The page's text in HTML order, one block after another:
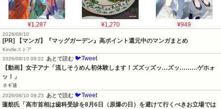
¥1,287 ¥1,270 ¥949
2026/08/10
[PR] 【マンガ】『マッグガーデン』高ポイント還元中のマンガまとめ
Kindleストア
2026/08/10 09:22
あとで読む 🐦Tweet
【動画】女子アナ「流しそうめん初体験します！ズズッズッ…ズッ………ゲホォ
ッ！」
ネギ速
2026/08/10 09:23
あとで読む 🐦Tweet
蓮舫氏「高市首相は歯科受診を8月6日（原爆の日）を避けて行くべきお立場では